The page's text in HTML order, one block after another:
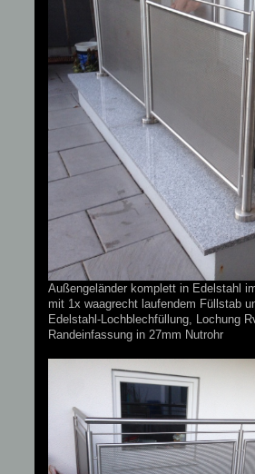
Außengeländer komplett in Edelstahl
mit 1x waagrecht laufendem Füllstab
Edelstahl-Lochblechfüllung, Lochung
Randeinfassung in 27mm Nutrohr